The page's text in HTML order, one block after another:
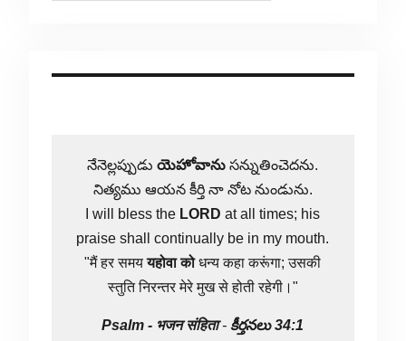
నేనెల్లప్పుడుయెహోవాను సన్నుతించెదను.
నిత్యము ఆయన కీర్తి నా నోట నుండును.
I will bless the LORD at all times; his
praise shall continually be in my mouth.
"मैं हर समययहोवा कोधन्य कहा करूंगा; उसकी
स्तुति निरन्तर मेरे मुख से होती रहेगी।"
Psalm - भजन संहिता- కీర్తనలు 34:1